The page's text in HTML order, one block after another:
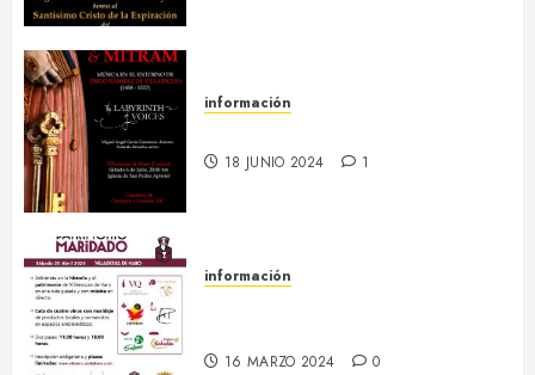
información
18 JUNIO 2024 1
información
16 MARZO 2024 0